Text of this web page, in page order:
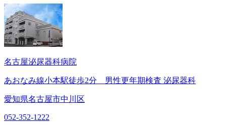
名古屋泌尿器科病院
あおなみ線小本駅徒歩2分 男性更年期検査 泌尿器科
愛知県名古屋市中川区
052-352-1222